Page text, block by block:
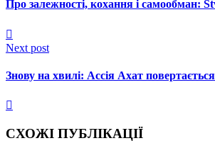
Про залежності, кохання і самообман:
Next post
Знову на хвилі: Ассія Ахат
СХОЖІ ПУБЛІКАЦІЇ